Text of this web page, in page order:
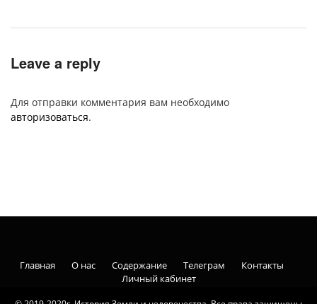
Leave a reply
Для отправки комментария вам необходимо
авторизоваться.
Главная О нас Содержание Телеграм
Контакты
Личный кабинет